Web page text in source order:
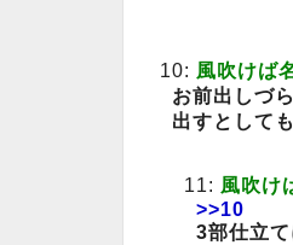
10: 風吹けば
お前出しづ
出すとして
11: 風吹け
>>10
3部仕立